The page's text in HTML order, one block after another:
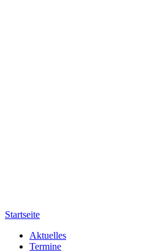
Startseite
Aktuelles
Termine